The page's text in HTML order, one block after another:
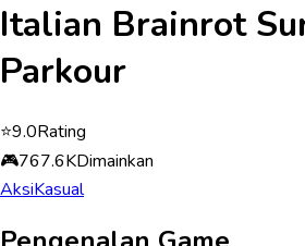
Italian Brainrot
Parkour
⭐9.0Rating
🎮767.6KDimainkan
AksiKasual